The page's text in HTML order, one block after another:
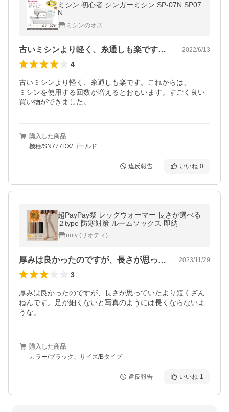
ミシン 初心者 シンガーミシン SP-07N SP07
N
ミシンのオズ
古いミシンより軽く、糸通しも楽です。こ… 2022/6/13
4
古いミシンより軽く、糸通しも楽です。これからは、
ミシンを使用する回数が増えるとおもいます。すごく良い
購入した商品
機種/SN777DX/ゴールド
違反報告 いいね 0
超PayPay祭 レッグウォーマー 長さが選べる
２type 防寒対策 ルームソックス 即納
rioty (リオティ)
厚みは良かったのですが、長さが思ってい… 2023/11/29
3
厚みは良かったのですが、長さが思っていたより短くざん
ねんです。足が細くないと写真のようには長くならないよ
うな。
購入した商品
カラー/ブラック、サイズ/Bタイプ
違反報告 いいね 1